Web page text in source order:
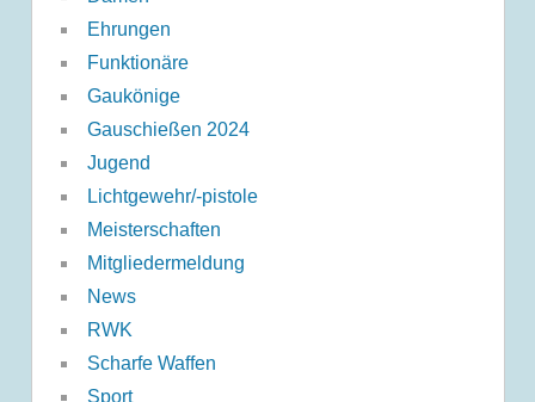
Ehrungen
Funktionäre
Gaukönige
Gauschießen 2024
Jugend
Lichtgewehr/-pistole
Meisterschaften
Mitgliedermeldung
News
RWK
Scharfe Waffen
Sport